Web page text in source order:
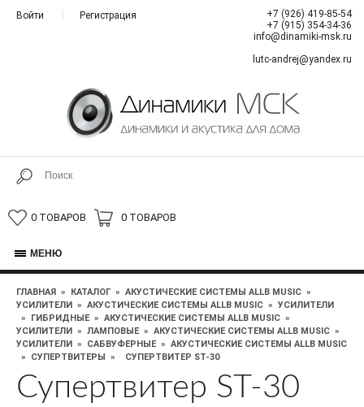
Войти Регистрация
+7 (926) 419-85-54
+7 (915) 354-34-36
info@dinamiki-msk.ru
lutc-andrej@yandex.ru
0 ТОВАРОВ 0 ТОВАРОВ
МЕНЮ
ГЛАВНАЯ » КАТАЛОГ » АКУСТИЧЕСКИЕ СИСТЕМЫ ALLB MUSIC »
УСИЛИТЕЛИ » АКУСТИЧЕСКИЕ СИСТЕМЫ ALLB MUSIC » УСИЛИТЕЛИ
»
ГИБРИДНЫЕ » АКУСТИЧЕСКИЕ СИСТЕМЫ ALLB MUSIC »
УСИЛИТЕЛИ » ЛАМПОВЫЕ » АКУСТИЧЕСКИЕ СИСТЕМЫ ALLB MUSIC »
УСИЛИТЕЛИ » САБВУФЕРНЫЕ » АКУСТИЧЕСКИЕ СИСТЕМЫ ALLB MUSIC
»
СУПЕРТВИТЕРЫ » СУПЕРТВИТЕР ST-30
Супертвитер ST-30